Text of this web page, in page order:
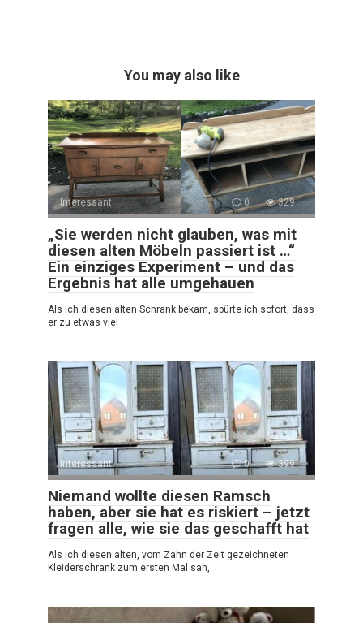
You may also like
Interessant 0 329
„Sie werden nicht glauben, was mit
diesen alten Möbeln passiert ist …“
Ein einziges Experiment – und das
Ergebnis hat alle umgehauen
Als ich diesen alten Schrank bekam, spürte ich sofort, dass
er zu etwas viel
Interessant 0 399
Niemand wollte diesen Ramsch
haben, aber sie hat es riskiert – jetzt
fragen alle, wie sie das geschafft hat
Als ich diesen alten, vom Zahn der Zeit gezeichneten
Kleiderschrank zum ersten Mal sah,